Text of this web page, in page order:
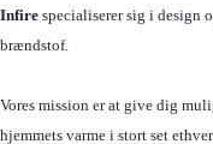
Infire specialiserer sig i design
brændstof.
Vores mission er at give dig
hjemmets varme i stort set